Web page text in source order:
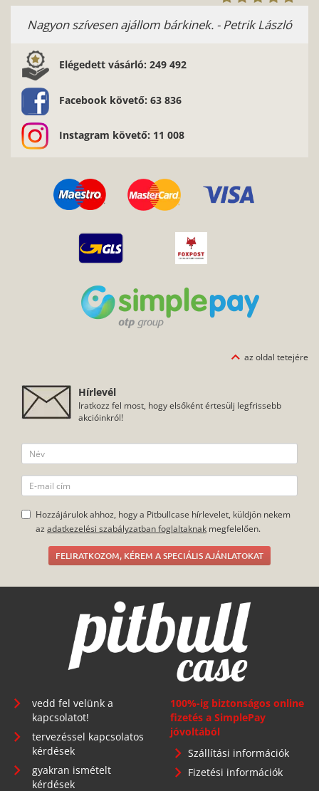
Nagyon szívesen ajállom bárkinek. - Petrik László
Elégedett vásárló: 249 492
Facebook követő: 63 836
Instagram követő: 11 008
az oldal tetejére
Hírlevél
Iratkozz fel most, hogy elsőként értesülj legfrissebb
akcióinkról!
Hozzájárulok ahhoz, hogy a Pitbullcase hírlevelet, küldjön nekem
az adatkezelési szabályzatban foglaltaknak megfelelően.
FELIRATKOZOM, KÉREM A SPECIÁLIS AJÁNLATOKAT
vedd fel velünk a
kapcsolatot!
tervezéssel kapcsolatos
kérdések
gyakran ismételt
kérdések
100%-ig biztonságos online
fizetés a SimplePay
jóvoltából
Szállítási információk
Fizetési információk